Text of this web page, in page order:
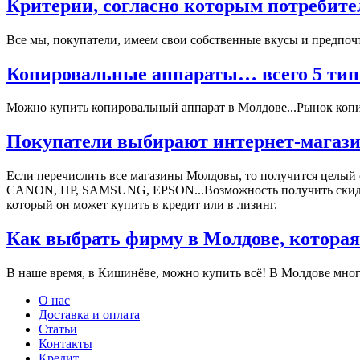
Критерии, согласно которым
Все мы, покупатели, имеем свои собственные вкусы и
Копировальные аппараты… всего 5
Можно купить копировальный аппарат в Молдове...Рынок
Покупатели выбирают интернет-
Если перечислить все магазины Молдовы, то получится
СANON, HP, SAMSUNG, EPSON...Возможность получить
который он может купить в кредит или в лизинг.
Как выбрать фирму в Молдове,
В наше время, в Кишинёве, можно купить всё! В Молдове
О нас
Доставка и оплата
Статьи
Контакты